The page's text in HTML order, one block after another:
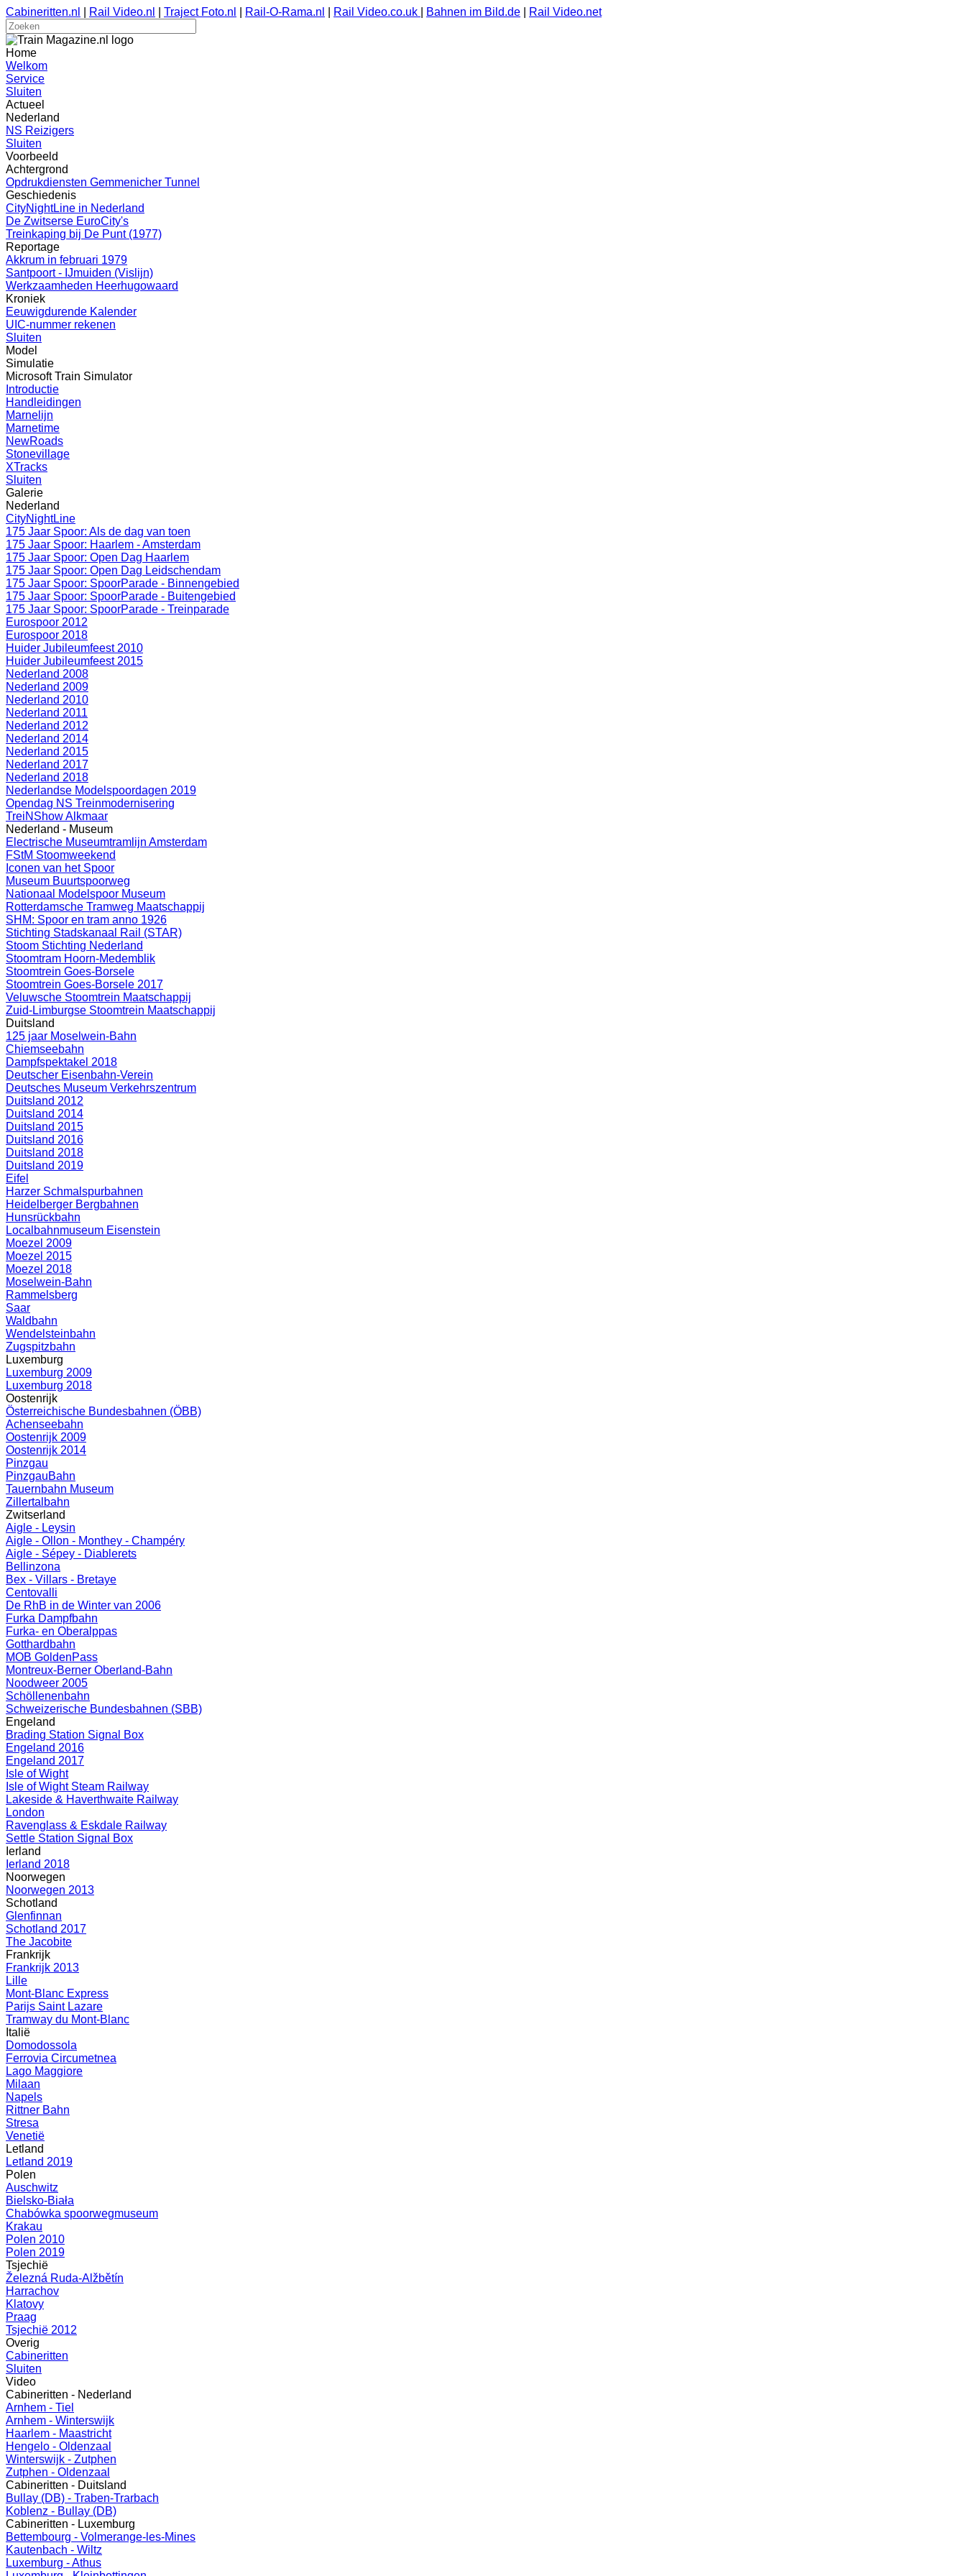
Cabineritten.nl Rail Video.nl Traject Foto.nl Rail-O-Rama.nl Rail Video.co.uk Bahnen im Bild.de Rail Video.net
Home
Welkom
Service
Sluiten
Actueel
Nederland
NS Reizigers
Sluiten
Voorbeeld
Achtergrond
Opdrukdiensten Gemmenicher Tunnel
Geschiedenis
CityNightLine in Nederland
De Zwitserse EuroCity's
Treinkaping bij De Punt (1977)
Reportage
Akkrum in februari 1979
Santpoort - IJmuiden (Vislijn)
Werkzaamheden Heerhugowaard
Kroniek
Eeuwigdurende Kalender
UIC-nummer rekenen
Sluiten
Model
Simulatie
Microsoft Train Simulator
Introductie
Handleidingen
Marnelijn
Marnetime
NewRoads
Stonevillage
XTracks
Sluiten
Galerie
Nederland
CityNightLine
175 Jaar Spoor: Als de dag van toen
175 Jaar Spoor: Haarlem - Amsterdam
175 Jaar Spoor: Open Dag Haarlem
175 Jaar Spoor: Open Dag Leidschendam
175 Jaar Spoor: SpoorParade - Binnengebied
175 Jaar Spoor: SpoorParade - Buitengebied
175 Jaar Spoor: SpoorParade - Treinparade
Eurospoor 2012
Eurospoor 2018
Huider Jubileumfeest 2010
Huider Jubileumfeest 2015
Nederland 2008
Nederland 2009
Nederland 2010
Nederland 2011
Nederland 2012
Nederland 2014
Nederland 2015
Nederland 2017
Nederland 2018
Nederlandse Modelspoordagen 2019
Opendag NS Treinmodernisering
TreiNShow Alkmaar
Nederland - Museum
Electrische Museumtramlijn Amsterdam
FStM Stoomweekend
Iconen van het Spoor
Museum Buurtspoorweg
Nationaal Modelspoor Museum
Rotterdamsche Tramweg Maatschappij
SHM: Spoor en tram anno 1926
Stichting Stadskanaal Rail (STAR)
Stoom Stichting Nederland
Stoomtram Hoorn-Medemblik
Stoomtrein Goes-Borsele
Stoomtrein Goes-Borsele 2017
Veluwsche Stoomtrein Maatschappij
Zuid-Limburgse Stoomtrein Maatschappij
Duitsland
125 jaar Moselwein-Bahn
Chiemseebahn
Dampfspektakel 2018
Deutscher Eisenbahn-Verein
Deutsches Museum Verkehrszentrum
Duitsland 2012
Duitsland 2014
Duitsland 2015
Duitsland 2016
Duitsland 2018
Duitsland 2019
Eifel
Harzer Schmalspurbahnen
Heidelberger Bergbahnen
Hunsrückbahn
Localbahnmuseum Eisenstein
Moezel 2009
Moezel 2015
Moezel 2018
Moselwein-Bahn
Rammelsberg
Saar
Waldbahn
Wendelsteinbahn
Zugspitzbahn
Luxemburg
Luxemburg 2009
Luxemburg 2018
Oostenrijk
Österreichische Bundesbahnen (ÖBB)
Achenseebahn
Oostenrijk 2009
Oostenrijk 2014
Pinzgau
PinzgauBahn
Tauernbahn Museum
Zillertalbahn
Zwitserland
Aigle - Leysin
Aigle - Ollon - Monthey - Champéry
Aigle - Sépey - Diablerets
Bellinzona
Bex - Villars - Bretaye
Centovalli
De RhB in de Winter van 2006
Furka Dampfbahn
Furka- en Oberalppas
Gotthardbahn
MOB GoldenPass
Montreux-Berner Oberland-Bahn
Noodweer 2005
Schöllenenbahn
Schweizerische Bundesbahnen (SBB)
Engeland
Brading Station Signal Box
Engeland 2016
Engeland 2017
Isle of Wight
Isle of Wight Steam Railway
Lakeside & Haverthwaite Railway
London
Ravenglass & Eskdale Railway
Settle Station Signal Box
Ierland
Ierland 2018
Noorwegen
Noorwegen 2013
Schotland
Glenfinnan
Schotland 2017
The Jacobite
Frankrijk
Frankrijk 2013
Lille
Mont-Blanc Express
Parijs Saint Lazare
Tramway du Mont-Blanc
Italië
Domodossola
Ferrovia Circumetnea
Lago Maggiore
Milaan
Napels
Rittner Bahn
Stresa
Venetië
Letland
Letland 2019
Polen
Auschwitz
Bielsko-Biała
Chabówka spoorwegmuseum
Krakau
Polen 2010
Polen 2019
Tsjechië
Železná Ruda-Alžbětín
Harrachov
Klatovy
Praag
Tsjechië 2012
Overig
Cabineritten
Sluiten
Video
Cabineritten - Nederland
Arnhem - Tiel
Arnhem - Winterswijk
Haarlem - Maastricht
Hengelo - Oldenzaal
Winterswijk - Zutphen
Zutphen - Oldenzaal
Cabineritten - Duitsland
Bullay (DB) - Traben-Trarbach
Koblenz - Bullay (DB)
Cabineritten - Luxemburg
Bettembourg - Volmerange-les-Mines
Kautenbach - Wiltz
Luxemburg - Athus